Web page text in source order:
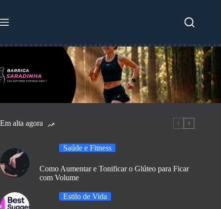
o
Em alta agora
Saúde e Fitness
Como Aumentar e Tonificar o Glúteo para Ficar
com Volume
Estilo de Vida